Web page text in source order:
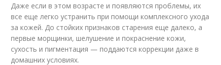
Даже если в этом возрасте и появляются проблемы, их
все еще легко устранить при помощи комплексного ухода
за кожей. До стойких признаков старения еще далеко, а
первые морщинки, шелушение и покраснение кожи,
сухость и пигментация — поддаются коррекции даже в
домашних условиях.